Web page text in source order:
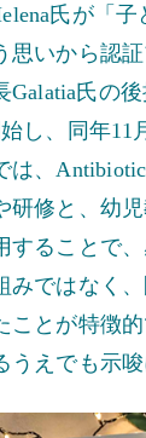
氏が「
思いから認
Galatia氏の
し、同年11
は、Antibiotic
研修と、幼
することで
みではなく
ことが特徴
えでも示唆